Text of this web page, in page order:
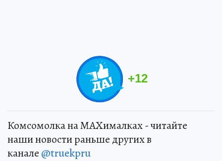
+12
Комсомолка на MAXималках - читайте
наши новости раньше других в
канале @truekpru